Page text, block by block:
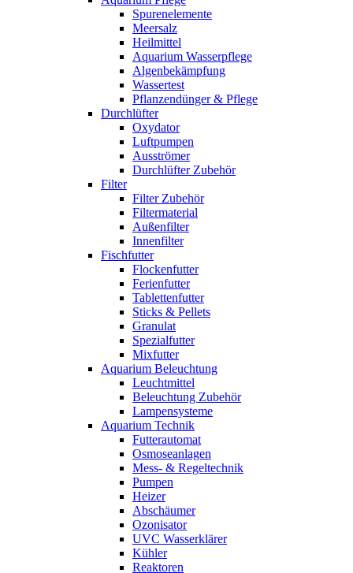
Spurenelemente
Meersalz
Heilmittel
Aquarium Wasserpflege
Algenbekämpfung
Wassertest
Pflanzendünger & Pflege
Durchlüfter
Oxydator
Luftpumpen
Ausströmer
Durchlüfter Zubehör
Filter
Filter Zubehör
Filtermaterial
Außenfilter
Innenfilter
Fischfutter
Flockenfutter
Ferienfutter
Tablettenfutter
Sticks & Pellets
Granulat
Spezialfutter
Mixfutter
Aquarium Beleuchtung
Leuchtmittel
Beleuchtung Zubehör
Lampensysteme
Aquarium Technik
Futterautomat
Osmoseanlagen
Mess- & Regeltechnik
Pumpen
Heizer
Abschäumer
Ozonisator
UVC Wasserklärer
Kühler
Reaktoren